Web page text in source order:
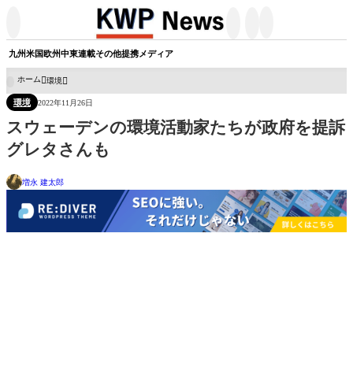
九州米国欧州中東連載その他提携メディア
ホーム 環境
環境 2022年11月26日
スウェーデンの環境活動家たちが政府を提訴
グレタさんも
増永 建太郎